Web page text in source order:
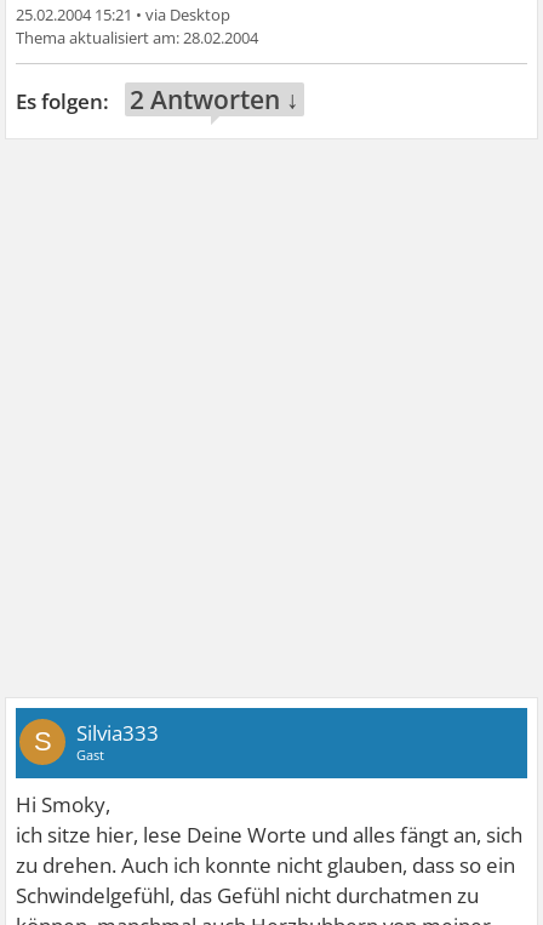
25.02.2004 15:21 •
28.02.2004
2 Antworten ↓
S Silvia333
Gast
Hi Smoky,
ich sitze hier, lese Deine Worte und alles fängt an, sich
zu drehen. Auch ich konnte nicht glauben, dass so ein
Schwindelgefühl, das Gefühl nicht durchatmen zu